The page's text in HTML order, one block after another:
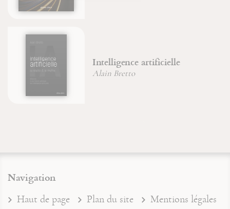
Intelligence artificielle
Alain Bretto
Navigation
Haut de page Plan du site
Mentions légales